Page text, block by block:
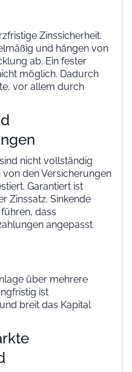
Zinssicherheit.
und hängen von
ab. Ein fester
möglich. Dadurch
vor allem durch
nicht vollständig
von den Versicherungen
Garantiert ist
Zinssatz. Sinkende
dass
angepasst
über mehrere
ist
breit das Kapital